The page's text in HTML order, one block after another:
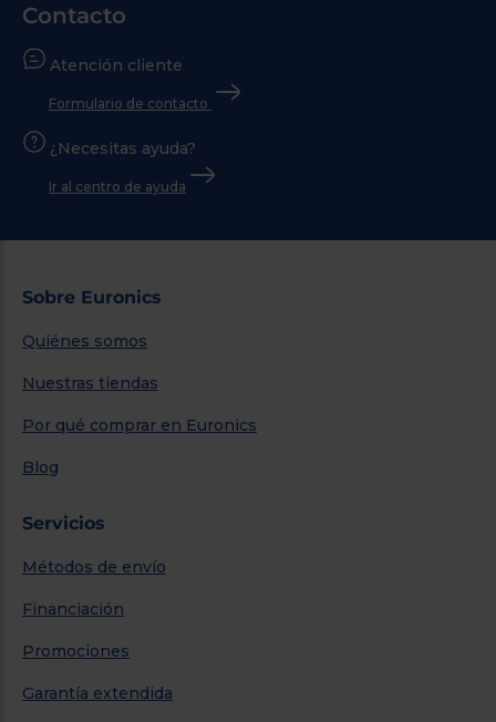
Contacto
Atención cliente
Formulario de contacto
¿Necesitas ayuda?
Ir al centro de ayuda
Sobre Euronics
Quiénes somos
Nuestras tiendas
Por qué comprar en Euronics
Blog
Servicios
Métodos de envío
Financiación
Promociones
Garantía extendida